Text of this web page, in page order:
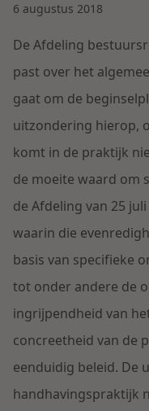
IE & Innovatie
Herstructurering
Energie
Zorg & Sociaal
Vastgoed
Overheid &
Aanbesteding &
Dichtbij een
Lees meer
Dichtbij de
woningbouw
Lees meer
Dichtbij de
Internationale
Werken bij
Contact
Nederlands
6 augustus 2018
De Afdeling
past over het
gaat om de
uitzondering hierop,
komt in de praktijk
de moeite waard om
de Afdeling van 25 juli
waarin die
basis van specifieke
tot onder andere de
ingrijpendheid van
concreetheid van de
eenduidig beleid. De
handhavingspraktijk